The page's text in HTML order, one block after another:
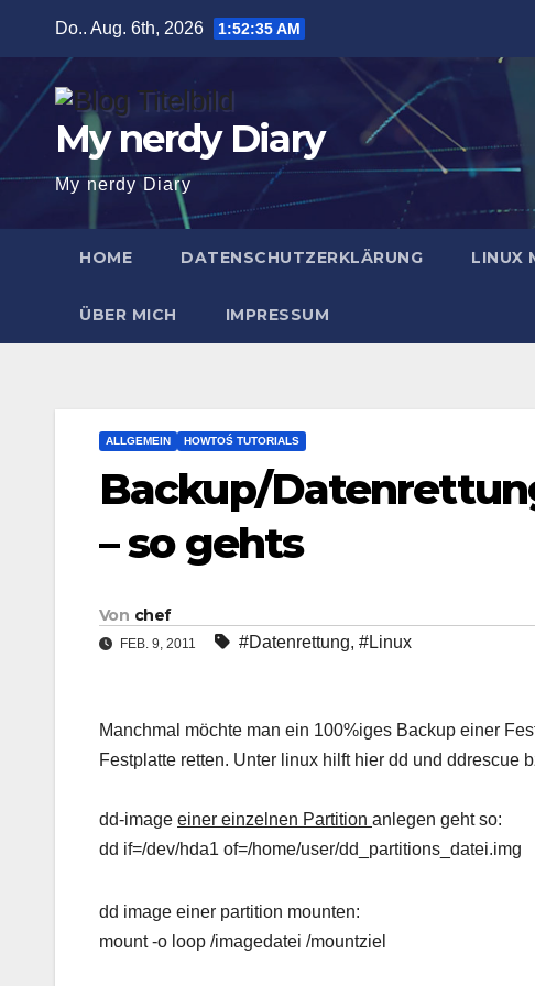
springen
Do.. Aug. 6th, 2026 1:52:36 AM
My nerdy Diary
My nerdy Diary
HOME DATENSCHUTZERKLÄRUNG LINUX
ÜBER MICH IMPRESSUM
ALLGEMEIN HOWTOŚ TUTORIALS
Backup/
– so gehts
Von chef
FEB. 9, 2011 #Datenrettung, #Linux
Manchmal möchte man ein 100%iges Backup einer
Festplatte retten. Unter linux hilft hier dd und
dd-image einer einzelnen Partition anlegen geht so:
dd if=/dev/hda1 of=/home/user/dd_partitions_datei.img
dd image einer partition mounten:
mount -o loop /imagedatei /mountziel